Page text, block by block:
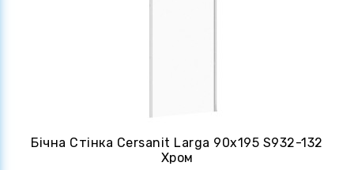
Бічна Стінка Cersanit Larga 90х195 S932-132
Хром